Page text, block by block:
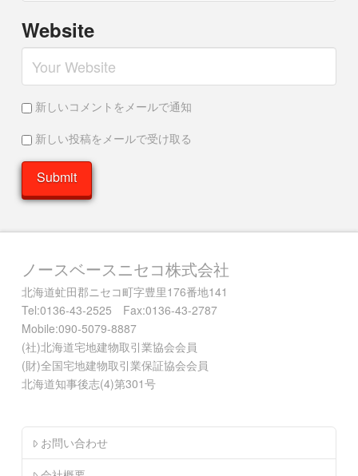
Website
新しいコメントをメールで通知
新しい投稿をメールで受け取る
ノースベースニセコ株式会社
北海道虻田郡ニセコ町字豊里176番地141
Tel:0136-43-2525 Fax:0136-43-2787
Mobile:090-5079-8887
(社)北海道宅地建物取引業協会会員
(財)全国宅地建物取引業保証協会会員
北海道知事後志(4)第301号
お問い合わせ